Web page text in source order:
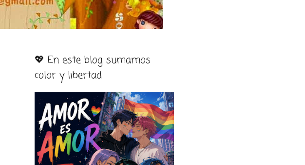
💖 En este blog sumamos
color y libertad